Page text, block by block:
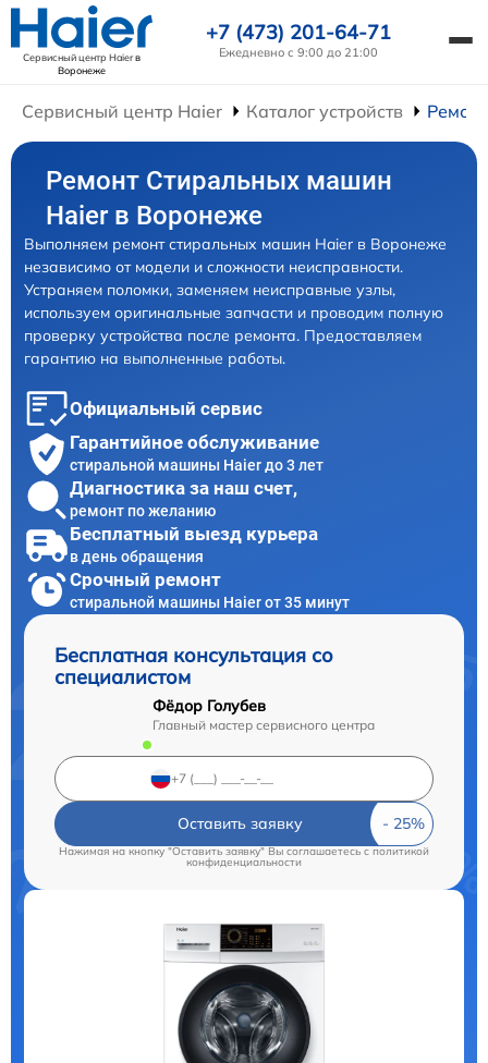
Сервисный центр Haierв
Воронеже
+7 (473) 201-64-71
Ежедневно с 9:00 до 21:00
Сервисный центр Haier Каталог устройств
Ремонт Стиральных машин
Haier в Воронеже
Выполняем ремонт стиральных машин Haier в Воронеже
независимо от модели и сложности неисправности.
Устраняем поломки, заменяем неисправные узлы,
используем оригинальные запчасти и проводим полную
проверку устройства после ремонта. Предоставляем
гарантию на выполненные работы.
Официальный сервис
Гарантийное обслуживание
стиральной машины Haier до 3 лет
Диагностика за наш счет,
ремонт по желанию
Бесплатный выезд курьера
в день обращения
Срочный ремонт
стиральной машины Haier от 35 минут
Бесплатная консультация со
специалистом
Фёдор Голубев
Главный мастер сервисного центра
Оставить заявку
Нажимая на кнопку "Оставить заявку" Вы соглашаетесь cполитикой
конфиденциальности